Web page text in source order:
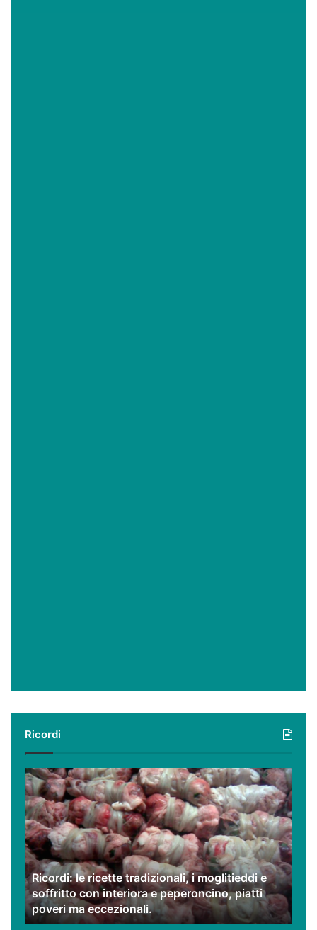
Ricordi
Ricordi:
le
ricette
tradizionali,
i
moglitieddi
e
soffritto
con
interiora
e
Ricordi: le ricette tradizionali, i moglitieddi e
soffritto con interiora e peperoncino, piatti
poveri ma eccezionali.